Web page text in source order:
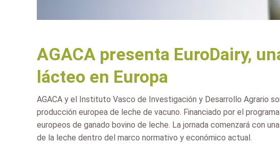
AGACA presenta EuroDairy,
lácteo en Europa
AGACA y el Instituto Vasco de Investigación y Desarrollo Agrario
producción europea de leche de vacuno. Financiado por el
europeos de ganado bovino de leche. La jornada comenzará con
de la leche dentro del marco normativo y económico actual.